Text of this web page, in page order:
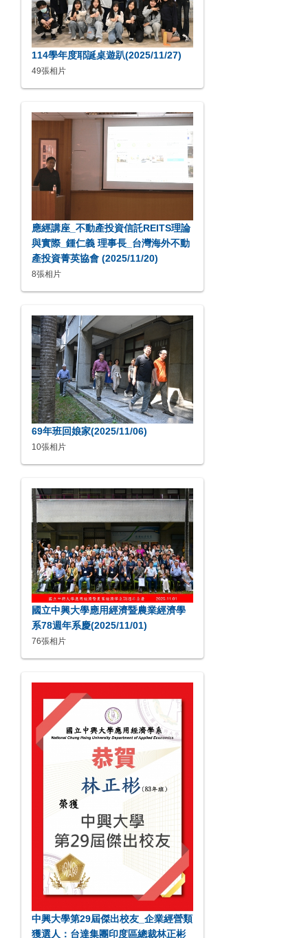
114學年度耶誕桌遊趴(2025/11/27)
49張相片
應經講座_不動產投資信託REITS理論
與實際_鍾仁義 理事長_台灣海外不動
產投資菁英協會 (2025/11/20)
8張相片
69年班回娘家(2025/11/06)
10張相片
國立中興大學應用經濟暨農業經濟學
系78週年系慶(2025/11/01)
76張相片
中興大學第29屆傑出校友_企業經營類
獲選人：台達集團印度區總裁林正彬